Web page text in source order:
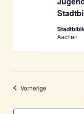
Aachen
Vorherige